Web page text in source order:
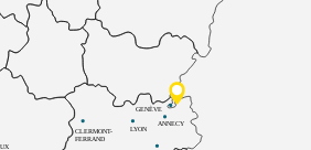
CLERMONT-
FERRAND
LYON
ANNECY
GENÈVE